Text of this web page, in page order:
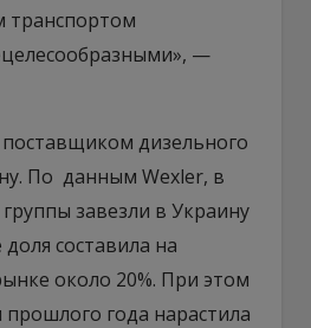
транспортом
—
дизельного
По данным Wexler, в
завезли в Украину
составила на
около 20%. При этом
года нарастила